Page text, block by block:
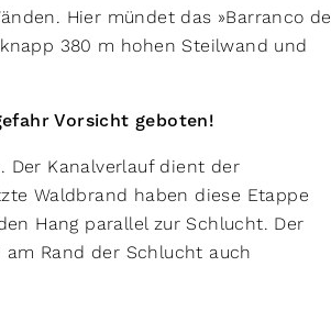
Hier mündet das »Barranco de
380 m hohen Steilwand und
Vorsicht geboten!
Der Kanalverlauf dient der
Waldbrand haben diese Etappe
Hang parallel zur Schlucht. Der
Rand der Schlucht auch